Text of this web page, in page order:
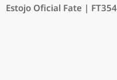
Estojo Oficial Fate |